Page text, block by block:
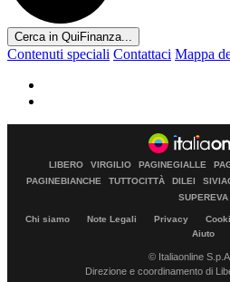
Cerca in QuiFinanza...
Contenuti speciali Contattaci Mappa
LIBERO VIRGILIO PAGINEGIALLE
PAGINEBIANCHE
TUTTOCITTÀ DILEI
SUPEREVA
Chi siamo Note Legali Privacy
Aiuto
© Italiaonline
Direzione e coordinamento di